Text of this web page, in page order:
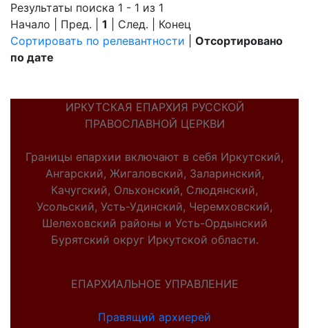
Результаты поиска 1 - 1 из 1
Начало | Пред. | 1 | След. | Конец
Сортировать по релевантности
Отсортировано
по дате
ИРКУТСКАЯ ЕПАРХИЯ РУССКОЙ
ПРАВОСЛАВНОЙ ЦЕРКВИ
Границы епархии включают в себя Иркутский,
Ангарский, Жигаловский, Заларинский,
Качугский, Ольхонский, Слюдянский,
Усольский, Усть-Удинский, Черемховский,
Шелеховский районы и Усть-Ордынский
Бурятский округ Иркутской области.
ЕПАРХИАЛЬНОЕ УПРАВЛЕНИЕ
Правящий архиерей